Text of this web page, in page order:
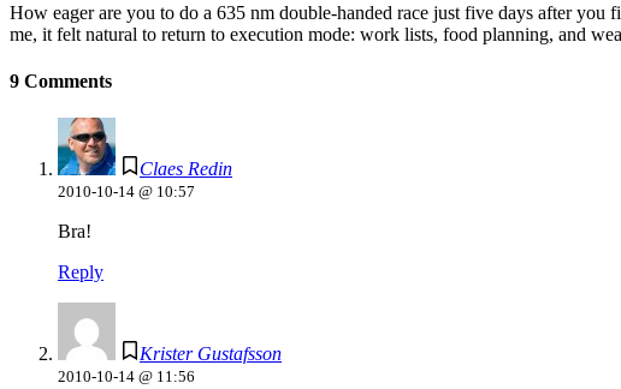
How eager are you to do a 635 nm double-handed race just five days after
me, it felt natural to return to execution mode: work lists, food planning, and
9 Comments
Claes Redin
2010-10-14 @ 10:57
Bra!
Reply
Krister Gustafsson
2010-10-14 @ 11:56